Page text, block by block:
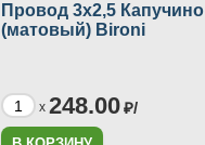
Провод 3х2,5 Капучино
(матовый) Bironi
x 248.00₽/